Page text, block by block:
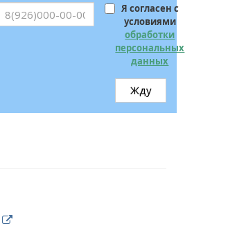
Я согласен с
условиями
обработки
персональных
данных
Жду